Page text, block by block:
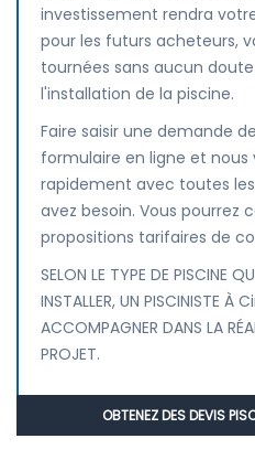
investissement rendra
pour les futurs acheteurs,
tournées sans aucun
l'installation de la piscine.
Faire saisir une demande
formulaire en ligne et
rapidement avec toutes
avez besoin. Vous pourrez
propositions tarifaires de
SELON LE TYPE DE PISCINE
INSTALLER, UN PISCINISTE À
ACCOMPAGNER DANS LA
PROJET.
OBTENEZ DES DEVIS